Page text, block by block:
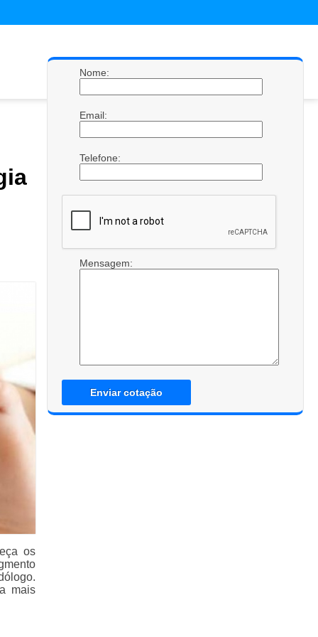
os
mais
Nome:
Email:
Telefone:
Mensagem:
Enviar cotação